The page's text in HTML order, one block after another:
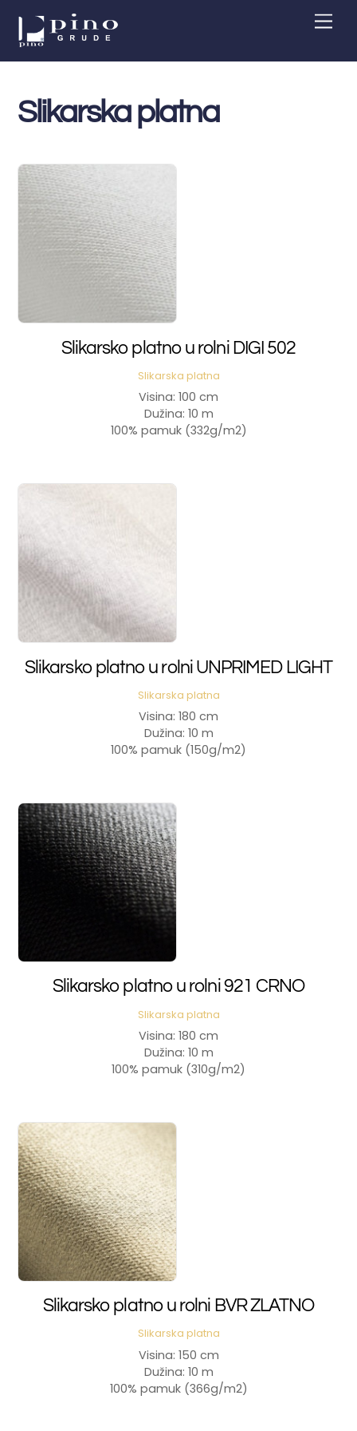
content
Slikarska platna
Slikarsko platno u rolni DIGI 502
Slikarska platna
Visina: 100 cm
Dužina: 10 m
100% pamuk (332g/m2)
Slikarsko platno u rolni UNPRIMED LIGHT
Slikarska platna
Visina: 180 cm
Dužina: 10 m
100% pamuk (150g/m2)
Slikarsko platno u rolni 921 CRNO
Slikarska platna
Visina: 180 cm
Dužina: 10 m
100% pamuk (310g/m2)
Slikarsko platno u rolni BVR ZLATNO
Slikarska platna
Visina: 150 cm
Dužina: 10 m
100% pamuk (366g/m2)